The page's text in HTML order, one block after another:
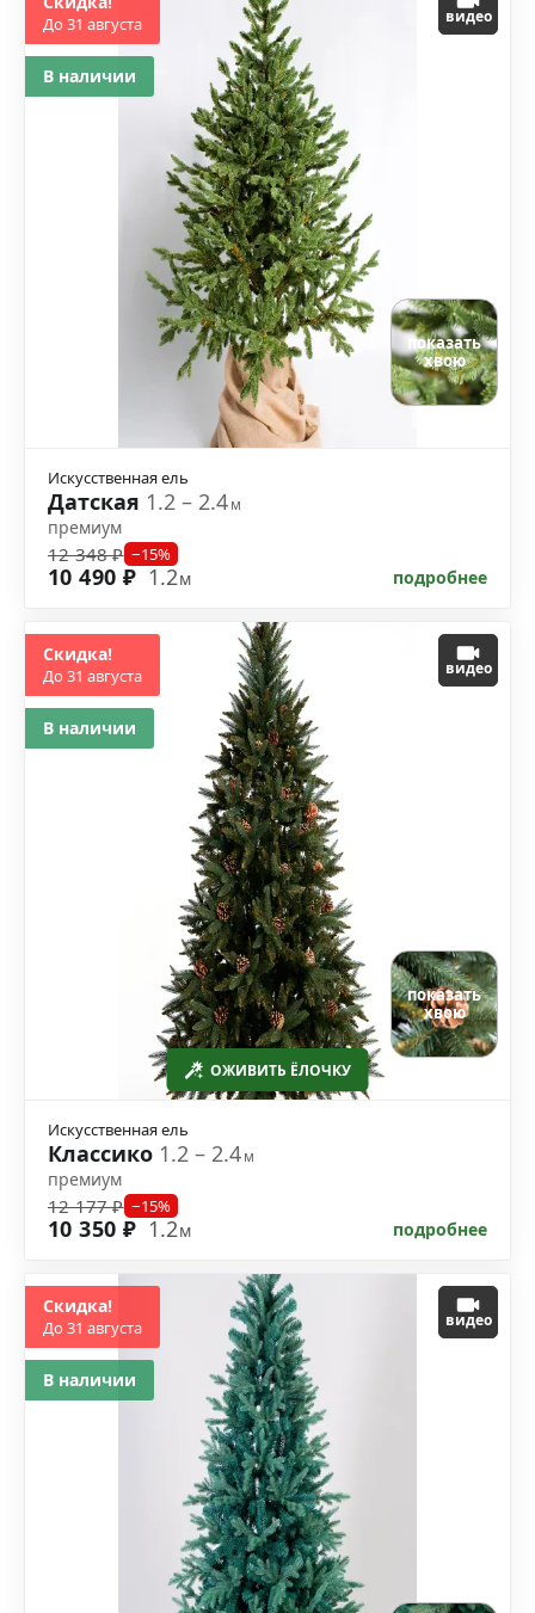
видео
показать
хвою
Искусственная ель
Датская 1.2 – 2.4м
премиум
12 348 ₽ −15%
10 490 ₽ 1.2м подробнее
До 31 августа
В наличии
ОЖИВИТЬ ЁЛОЧКУ
видео
показать
хвою
Искусственная ель
Классико 1.2 – 2.4м
премиум
12 177 ₽ −15%
10 350 ₽ 1.2м подробнее
Скидка!
До 31 августа
В наличии
видео
Скидка!
До 31 августа
В наличии